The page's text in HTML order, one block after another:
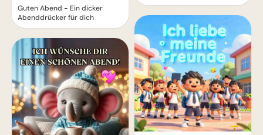
Guten Abend - Ein dicker
Abenddrücker für dich